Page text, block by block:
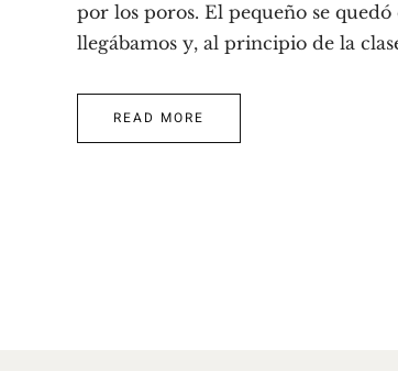
por los poros. El pequeño se
llegábamos y, al principio de la
READ MORE